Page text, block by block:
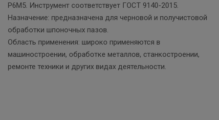
Р6М5. Инструмент соответствует ГОСТ 9140-2015.
Назначение: предназначена для черновой и получистовой
обработки шпоночных пазов.
Область применения: широко применяются в
машиностроении, обработке металлов, станкостроении,
ремонте техники и других видах деятельности.